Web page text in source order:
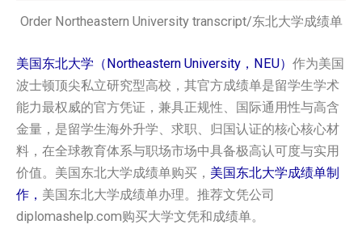
Order Northeastern University transcript/东北大学成绩单
美国东北大学（Northeastern University，NEU） 作为美国
波士顿顶尖私立研究型高校，其官方成绩单是留学生学术
能力最权威的官方凭证，兼具正规性、国际通用性与高含
金量，是留学生海外升学、求职、归国认证的核心核心材
料，在全球教育体系与职场市场中具备极高认可度与实用
价值。美国‌‌东北大学‌‌‌‌‌‌成绩单购买， 美国‌‌东北大学‌‌‌‌‌‌成绩单制
作， 美国‌‌东北大学‌‌‌‌‌‌成绩单办理。推荐文凭公司
diplomashelp.com购买大学文凭和成绩单。